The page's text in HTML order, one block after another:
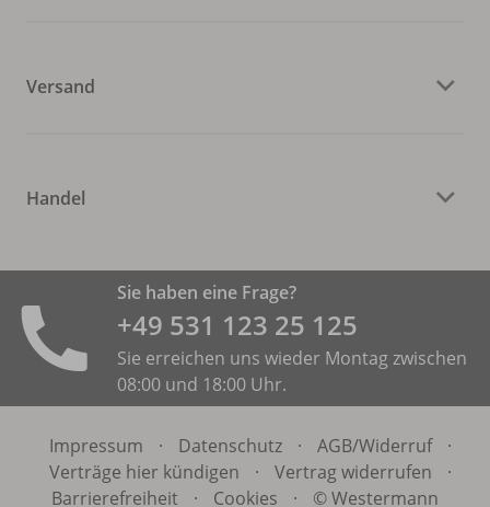
Versand
Handel
Sie haben eine Frage?
+49 531 ­123 25 125
Sie erreichen uns wieder Montag zwischen
08:00 und 18:00 Uhr.
Impressum · Datenschutz · AGB/Widerruf
·
Verträge hier kündigen
· Vertrag widerrufen
·
Barrierefreiheit
· Cookies · © Westermann